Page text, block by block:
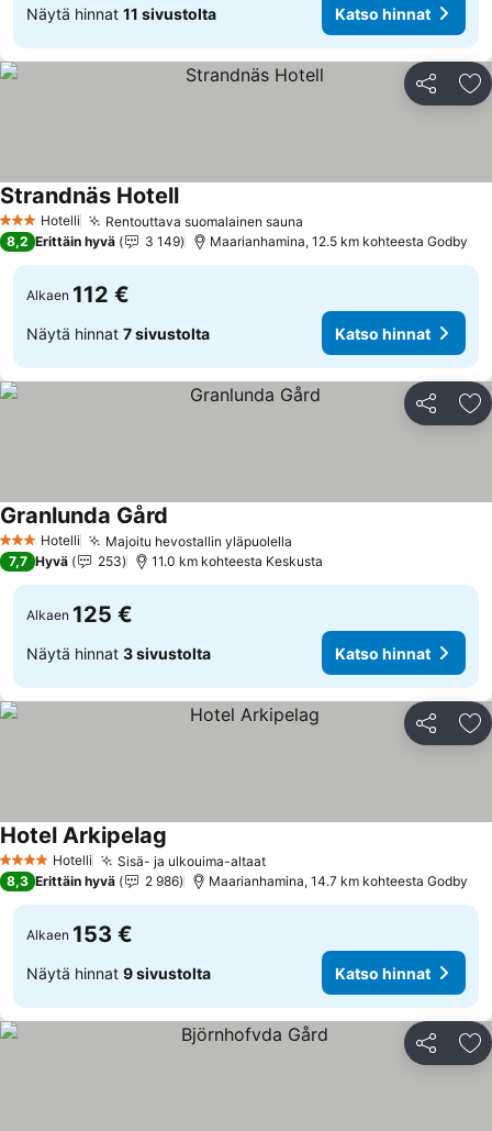
Näytä hinnat 11 sivustolta Katso hinnat
Jaa
3 Tähtiluokitus
Hotelli Rentouttava suomalainen sauna
Strandnäs HotellKatso hinnat
8,2 Erittäin hyvä 3 149 Maarianhamina, 12.5 km kohteesta Godby
Alkaen 112 €
Näytä hinnat 7 sivustolta Katso hinnat
Jaa
3 Tähtiluokitus
Hotelli Majoitu hevostallin yläpuolella
Granlunda Gård
7,7 Hyvä 253 11.0 km kohteesta Keskusta
Alkaen 125 €
Näytä hinnat 3 sivustolta Katso hinnat
Jaa
4 Tähtiluokitus
Hotelli Sisä- ja ulkouima-altaatKatso hinnat
Hotel Arkipelag
8,3 Erittäin hyvä 2 986 Maarianhamina, 14.7 km kohteesta Godby
Alkaen 153 €
Näytä hinnat 9 sivustolta Katso hinnat
Jaa